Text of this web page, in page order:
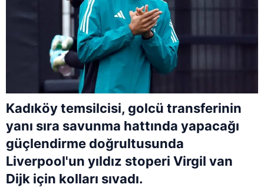
Kadıköy temsilcisi, golcü transferinin
yanı sıra savunma hattında yapacağı
güçlendirme doğrultusunda
Liverpool'un yıldız stoperi Virgil van
Dijk için kolları sıvadı.